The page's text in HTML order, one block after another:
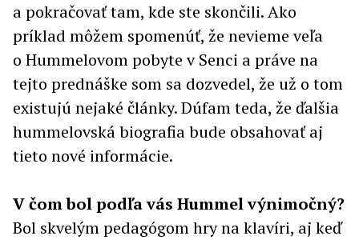
a pokračovať tam, kde ste skončili. Ako
príklad môžem spomenúť, že nevieme veľa
o Hummelovom pobyte v Senci a práve na
tejto prednáške som sa dozvedel, že už o tom
existujú nejaké články. Dúfam teda, že ďalšia
hummelovská biografia bude obsahovať aj
tieto nové informácie.
V čom bol podľa vás Hummel výnimočný?
Bol skvelým pedagógom hry na klavíri, aj keď